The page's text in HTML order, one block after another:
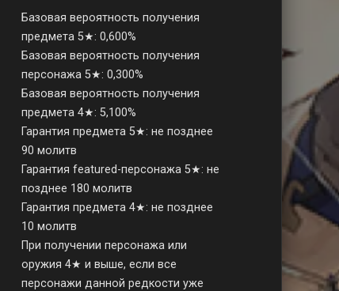
Базовая вероятность получения
предмета 5★: 0,600%
Базовая вероятность получения
персонажа 5★: 0,300%
Базовая вероятность получения
предмета 4★: 5,100%
Гарантия предмета 5★: не позднее
90 молитв
Гарантия featured-персонажа 5★: не
позднее 180 молитв
Гарантия предмета 4★: не позднее
10 молитв
При получении персонажа или
оружия 4★ и выше, если все
персонажи данной редкости уже